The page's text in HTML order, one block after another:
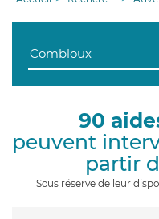
90
peuvent
partir
Sous réserve de leur